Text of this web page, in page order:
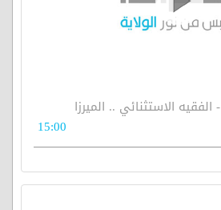
القول الفصل 535 - الفقيه الاستثنائي .. الميرزا
15:00